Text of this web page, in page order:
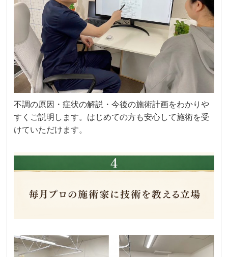
不調の原因・症状の解説・今後の施術計画をわかりや
すくご説明します。はじめての方も安心して施術を受
けていただけます。